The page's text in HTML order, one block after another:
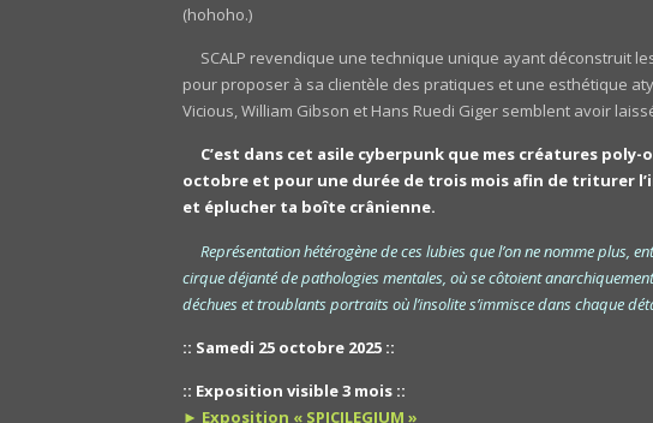
(hohoho.)
SCALP revendique une technique unique ayant déconstruit
pour proposer à sa clientèle des pratiques et une esthétique
Vicious, William Gibson et Hans Ruedi Giger semblent avoir
C’est dans cet asile cyberpunk que mes créatures
octobre et pour une durée de trois mois afin de triturer
et éplucher ta boîte crânienne.
Représentation hétérogène de ces lubies que l’on ne nomme plus,
cirque déjanté de pathologies mentales, où se côtoient
déchues et troublants portraits où l’insolite s’immisce dans chaque
:: Samedi 25 octobre 2025 ::
:: Exposition visible 3 mois ::
► Exposition « SPICILEGIUM »